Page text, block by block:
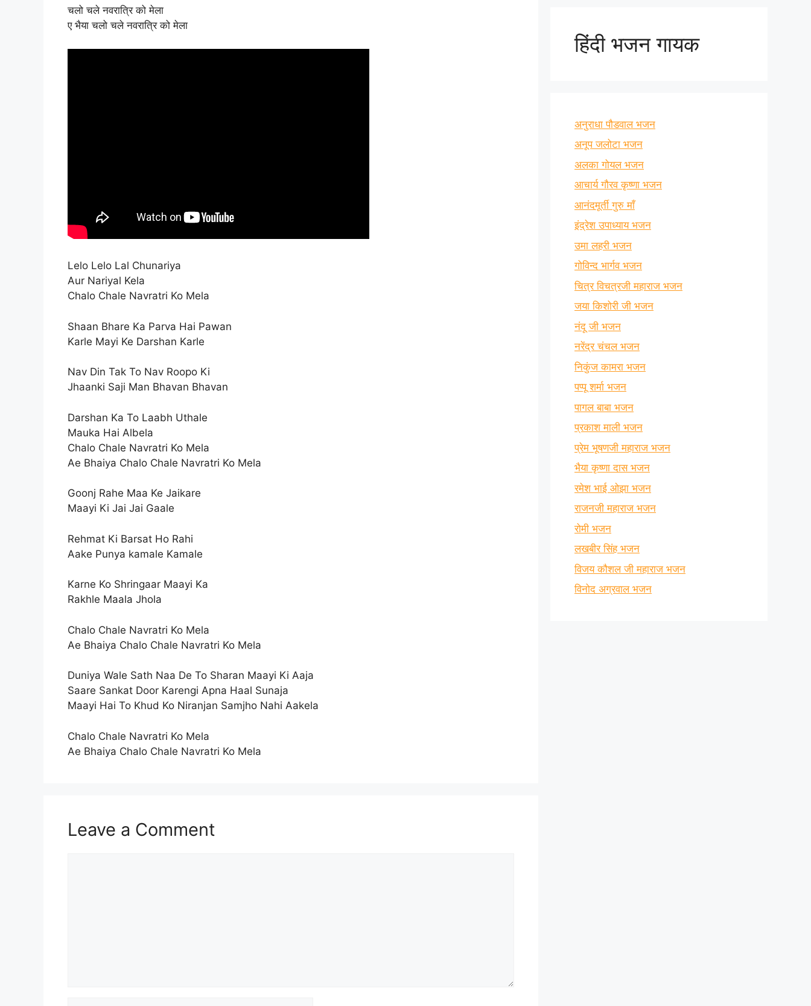
चलो चले नवरात्रि को मेला
ए भैया चलो चले नवरात्रि को मेला
Lelo Lelo Lal Chunariya
Aur Nariyal Kela
Chalo Chale Navratri Ko Mela
Shaan Bhare Ka Parva Hai Pawan
Karle Mayi Ke Darshan Karle
Nav Din Tak To Nav Roopo Ki
Jhaanki Saji Man Bhavan Bhavan
Darshan Ka To Laabh Uthale
Mauka Hai Albela
Chalo Chale Navratri Ko Mela
Ae Bhaiya Chalo Chale Navratri Ko Mela
Goonj Rahe Maa Ke Jaikare
Maayi Ki Jai Jai Gaale
Rehmat Ki Barsat Ho Rahi
Aake Punya kamale Kamale
Karne Ko Shringaar Maayi Ka
Rakhle Maala Jhola
Chalo Chale Navratri Ko Mela
Ae Bhaiya Chalo Chale Navratri Ko Mela
Duniya Wale Sath Naa De To Sharan Maayi Ki Aaja
Saare Sankat Door Karengi Apna Haal Sunaja
Maayi Hai To Khud Ko Niranjan Samjho Nahi Aakela
Chalo Chale Navratri Ko Mela
Ae Bhaiya Chalo Chale Navratri Ko Mela
Leave a Comment
हिंदी भजन गायक
अनुराधा पौडवाल भजन
अनूप जलोटा भजन
अलका गोयल भजन
आचार्य गौरव कृष्णा भजन
आनंदमूर्ती गुरु माँ
इंद्रेश उपाध्याय भजन
उमा लहरी भजन
गोविन्द भार्गव भजन
चित्र विचत्रजी महाराज भजन
जया किशोरी जी भजन
नंदू जी भजन
नरेंद्र चंचल भजन
निकुंज कामरा भजन
पप्पू शर्मा भजन
पागल बाबा भजन
प्रकाश माली भजन
प्रेम भूषणजी महाराज भजन
भैया कृष्णा दास भजन
रमेश भाई ओझा भजन
राजनजी महाराज भजन
रोमी भजन
लखबीर सिंह भजन
विजय कौशल जी महाराज भजन
विनोद अग्रवाल भजन